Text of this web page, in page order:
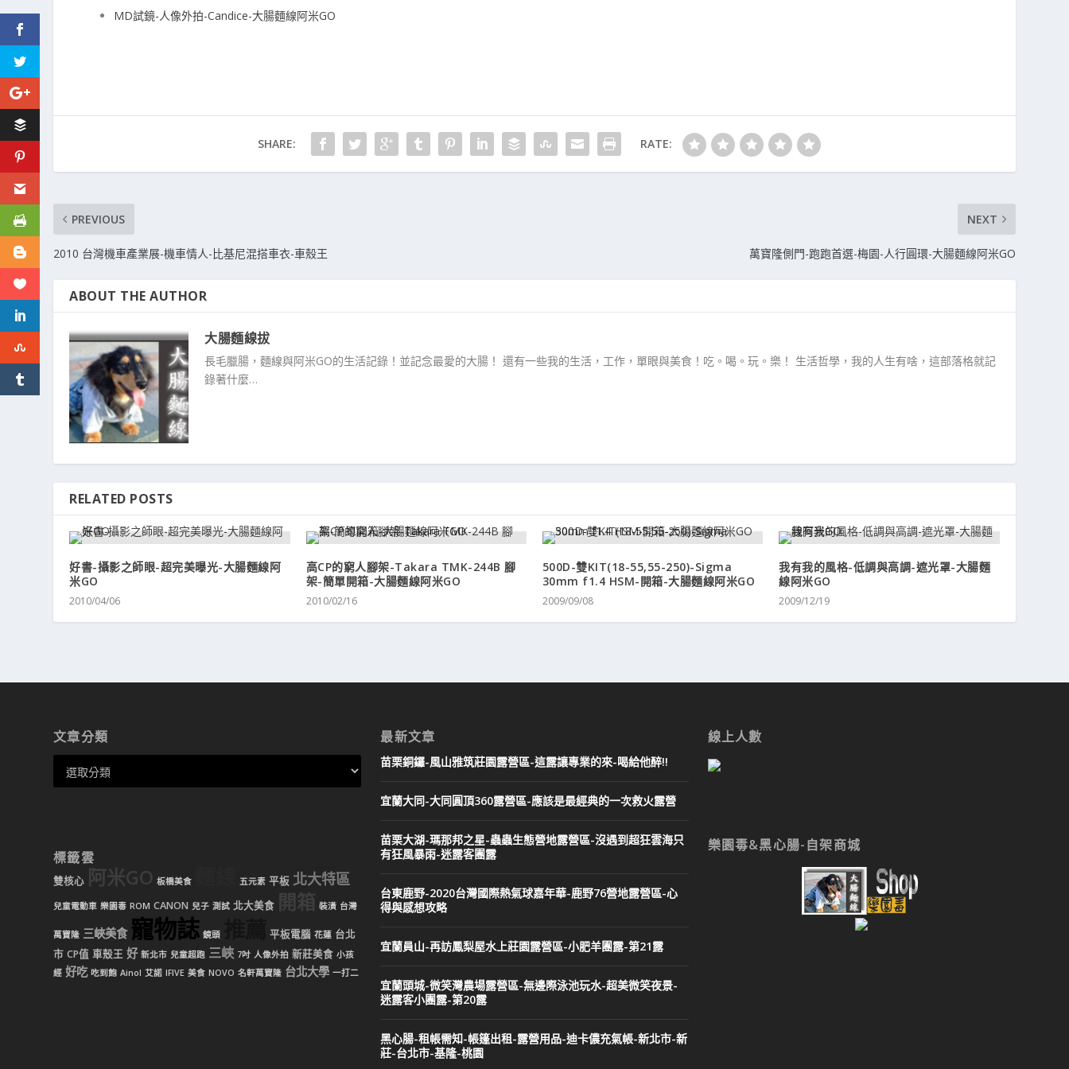
MD試鏡-人像外拍-Candice-大腸麵線阿米GO
SHARE: RATE:
PREVIOUS
2010 台灣機車產業展-機車情人-比基尼混搭車衣-車殼王
NEXT
萬寶隆側門-跑跑首選-梅園-人行圓環-大腸麵線阿米GO
ABOUT THE AUTHOR
大腸麵線拔
長毛臘腸，麵線與阿米GO的生活記錄！並記念最愛的大腸！ 還有一些我的生活，工作，單眼與美食！吃。喝。玩。樂！ 生活哲學，我的人生有啥，這部落格就記
錄著什麼…
RELATED POSTS
好書-攝影之師眼-超完美曝光-大腸麵線阿
米GO
2010/04/06
高CP的窮人腳架-Takara TMK-244B 腳
架-簡單開箱-大腸麵線阿米GO
2010/02/16
500D-雙KIT(18-55,55-250)-Sigma
30mm f1.4 HSM-開箱-大腸麵線阿米GO
2009/09/08
我有我的風格-低調與高調-遮光罩-大腸麵
線阿米GO
2009/12/19
文章分類
標籤雲
雙核心 阿米GO 板橋美食 五元素 平板 北大特區
兒童電動車 樂園毒 ROM CANON 兒子 測試 北大美食 開箱 裝潢 台灣
萬寶隆 三峽美食 寵物誌 鏡頭 平板電腦 花蓮 台北
市 CP值 車殼王 好 新北市 兒童超跑 三峽 7吋 人像外拍 新莊美食 小孩
經 好吃 吃到飽 Ainol 艾諾 IFIVE 美食 NOVO 名軒萬寶隆 台北大學 一打二
最新文章
苗栗銅鑼-風山雅筑莊園露營區-這露讓專業的來-喝給他醉!!
宜蘭大同-大同圓頂360露營區-應該是最經典的一次救火露營
苗栗大湖-瑪那邦之星-蟲蟲生態營地露營區-沒遇到超狂雲海只
有狂風暴雨-迷露客團露
台東鹿野-2020台灣國際熱氣球嘉年華-鹿野76營地露營區-心
得與感想攻略
宜蘭員山-再訪鳳梨屋水上莊園露營區-小肥羊團露-第21露
宜蘭頭城-微笑灣農場露營區-無邊際泳池玩水-超美微笑夜景-
迷露客小團露-第20露
黑心腸-租帳需知-帳篷出租-露營用品-迪卡儂充氣帳-新北市-新
莊-台北市-基隆-桃園
線上人數
樂園毒&黑心腸-自架商城